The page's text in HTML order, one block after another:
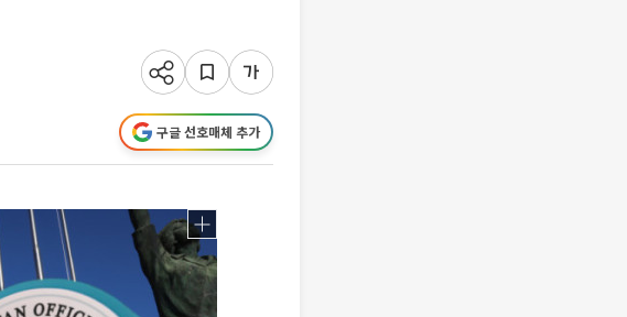
구글 선호매체 추가